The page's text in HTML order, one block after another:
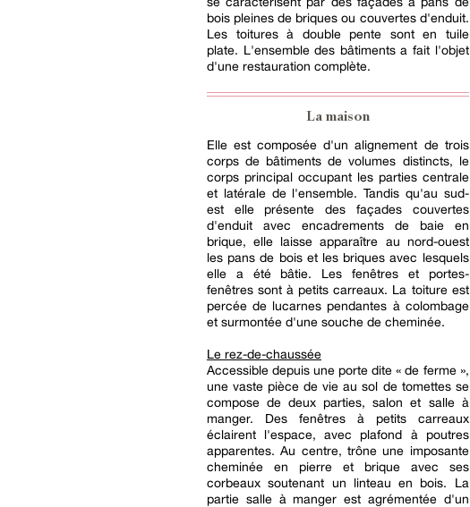
bois pleines de briques ou couvertes d'enduit.
Les toitures à double pente sont en tuile
plate. L'ensemble des bâtiments a fait l'objet
d'une restauration complète.
La maison
Elle est composée d'un alignement de trois
corps de bâtiments de volumes distincts, le
corps principal occupant les parties centrale
et latérale de l'ensemble. Tandis qu'au sud-
est elle présente des façades couvertes
d'enduit avec encadrements de baie en
brique, elle laisse apparaître au nord-ouest
les pans de bois et les briques avec lesquels
elle a été bâtie. Les fenêtres et portes-
fenêtres sont à petits carreaux. La toiture est
percée de lucarnes pendantes à colombage
et surmontée d'une souche de cheminée.
Le rez-de-chaussée
Accessible depuis une porte dite « de ferme »,
une vaste pièce de vie au sol de tomettes se
compose de deux parties, salon et salle à
manger. Des fenêtres à petits carreaux
éclairent l'espace, avec plafond à poutres
apparentes. Au centre, trône une imposante
cheminée en pierre et brique avec ses
corbeaux soutenant un linteau en bois. La
partie salle à manger est agrémentée d'un